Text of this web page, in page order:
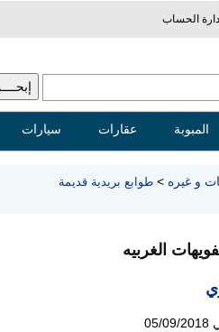
إدارة الحساب
المبوبة عقارات سيارات
و غيره > طوابع بريدية قديمة
الغربيه
05/09/2018